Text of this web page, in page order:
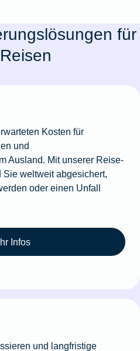
für
Kosten für
und
Ausland. Mit unserer Reise-
weltweit abgesichert,
oder einen Unfall
Infos
und langfristige